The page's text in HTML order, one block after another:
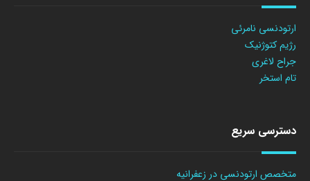
ارتودنسی نامرئی
رژیم کتوژنیک
جراح لاغری
تام استخر
دسترسی سریع
متخصص ارتودنسی در زعفرانیه